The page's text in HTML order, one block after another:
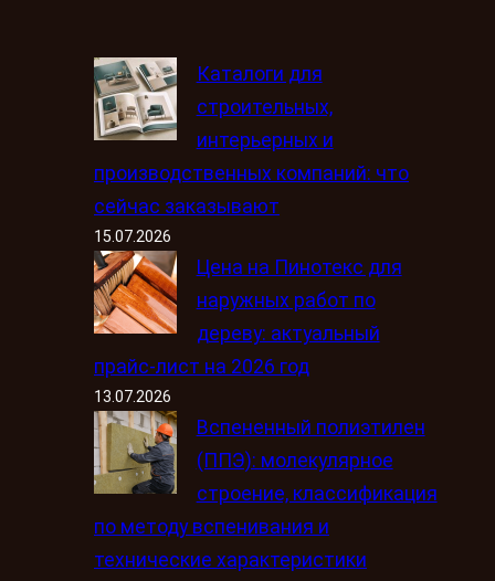
Каталоги для
строительных,
интерьерных и
производственных компаний: что
сейчас заказывают
15.07.2026
Цена на Пинотекс для
наружных работ по
дереву: актуальный
прайс-лист на 2026 год
13.07.2026
Вспененный полиэтилен
(ППЭ): молекулярное
строение, классификация
по методу вспенивания и
технические характеристики